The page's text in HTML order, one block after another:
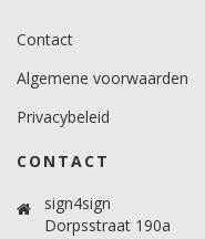
Contact
Algemene voorwaarden
Privacybeleid
CONTACT
sign4sign
Dorpsstraat 190a